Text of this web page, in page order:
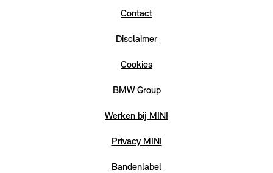
Contact
Disclaimer
Cookies
BMW Group
Werken bij MINI
Privacy MINI
Bandenlabel